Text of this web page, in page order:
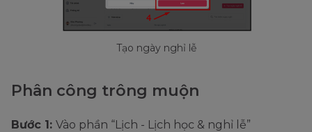
Tạo ngày nghỉ lễ
Phân công trông muộn
Bước 1: Vào phần “Lịch - Lịch học & nghỉ lễ”